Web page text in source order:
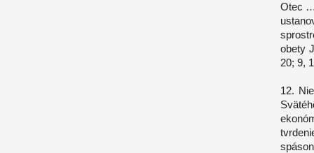
Otec
obety
20; 9,
12.